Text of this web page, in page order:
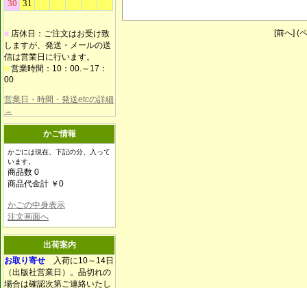
■ 店休日：ご注文はお受け致
しますが、発送・メールの送
信は営業日に行います。
■ 営業時間：10：00.～17：
00
営業日・時間・発送etcの詳細
→
かご情報
かごには現在、下記の分、入って
います。
商品数 0
商品代金計 ￥0
かごの中身表示
注文画面へ
出荷案内
お取り寄せ 入荷に10～14日
（出版社営業日）。品切れの
場合は確認次第ご連絡いたし
[前へ] (